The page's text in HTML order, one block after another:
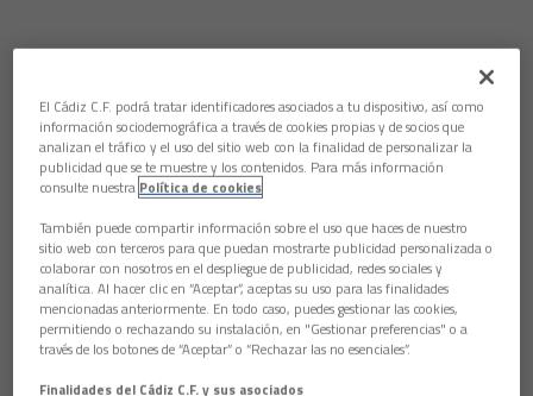
El Cádiz C.F. podrá tratar identificadores asociados a tu dispositivo, así como
información sociodemográfica a través de cookies propias y de socios que
analizan el tráfico y el uso del sitio web con la finalidad de personalizar la
publicidad que se te muestre y los contenidos. Para más información
consulte nuestra Política de cookies
También puede compartir información sobre el uso que haces de nuestro
sitio web con terceros para que puedan mostrarte publicidad personalizada o
colaborar con nosotros en el despliegue de publicidad, redes sociales y
analítica. Al hacer clic en “Aceptar”, aceptas su uso para las finalidades
mencionadas anteriormente. En todo caso, puedes gestionar las cookies,
permitiendo o rechazando su instalación, en "Gestionar preferencias" o a
través de los botones de “Aceptar” o “Rechazar las no esenciales”.
Finalidades del Cádiz C.F. y sus asociados